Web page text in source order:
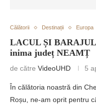
Călătorii Destinații Europa
LACUL ȘI
inima județ NEAMȚ
de către VideoUHD 5
În călătoria noastră din
Roșu, ne-am oprit pentru